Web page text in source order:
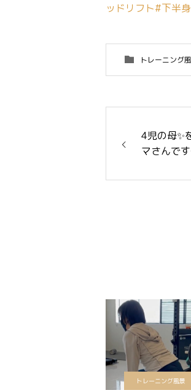
ッドリフト#下半
トレーニング
4児の母✨
マさんで
トレーニング風景